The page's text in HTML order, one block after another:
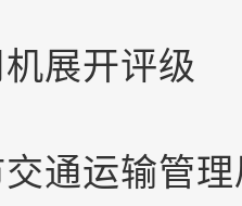
展开评级
运输管理